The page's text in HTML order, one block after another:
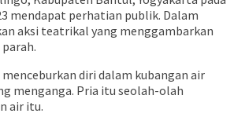
mendapat perhatian publik. Dalam
aksi teatrikal yang menggambarkan
diri dalam kubangan air
menganga. Pria itu seolah-olah
air itu.